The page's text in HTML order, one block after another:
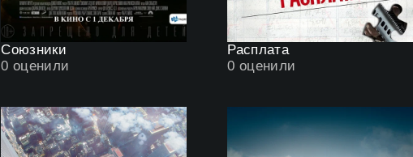
Союзники
0 оценили
Расплата
0 оценили